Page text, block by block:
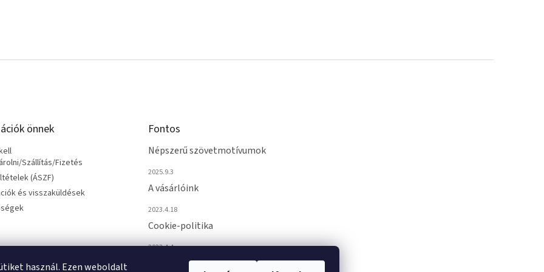
használ. Ezen weboldalt
önnek
Szállítás/Fizetés
(ÁSZF)
és visszaküldések
Fontos
Népszerű szövetmotívumok
2025.9.3
A vásárlóink
2023.4.18
Cookie-politika
2023.4.4